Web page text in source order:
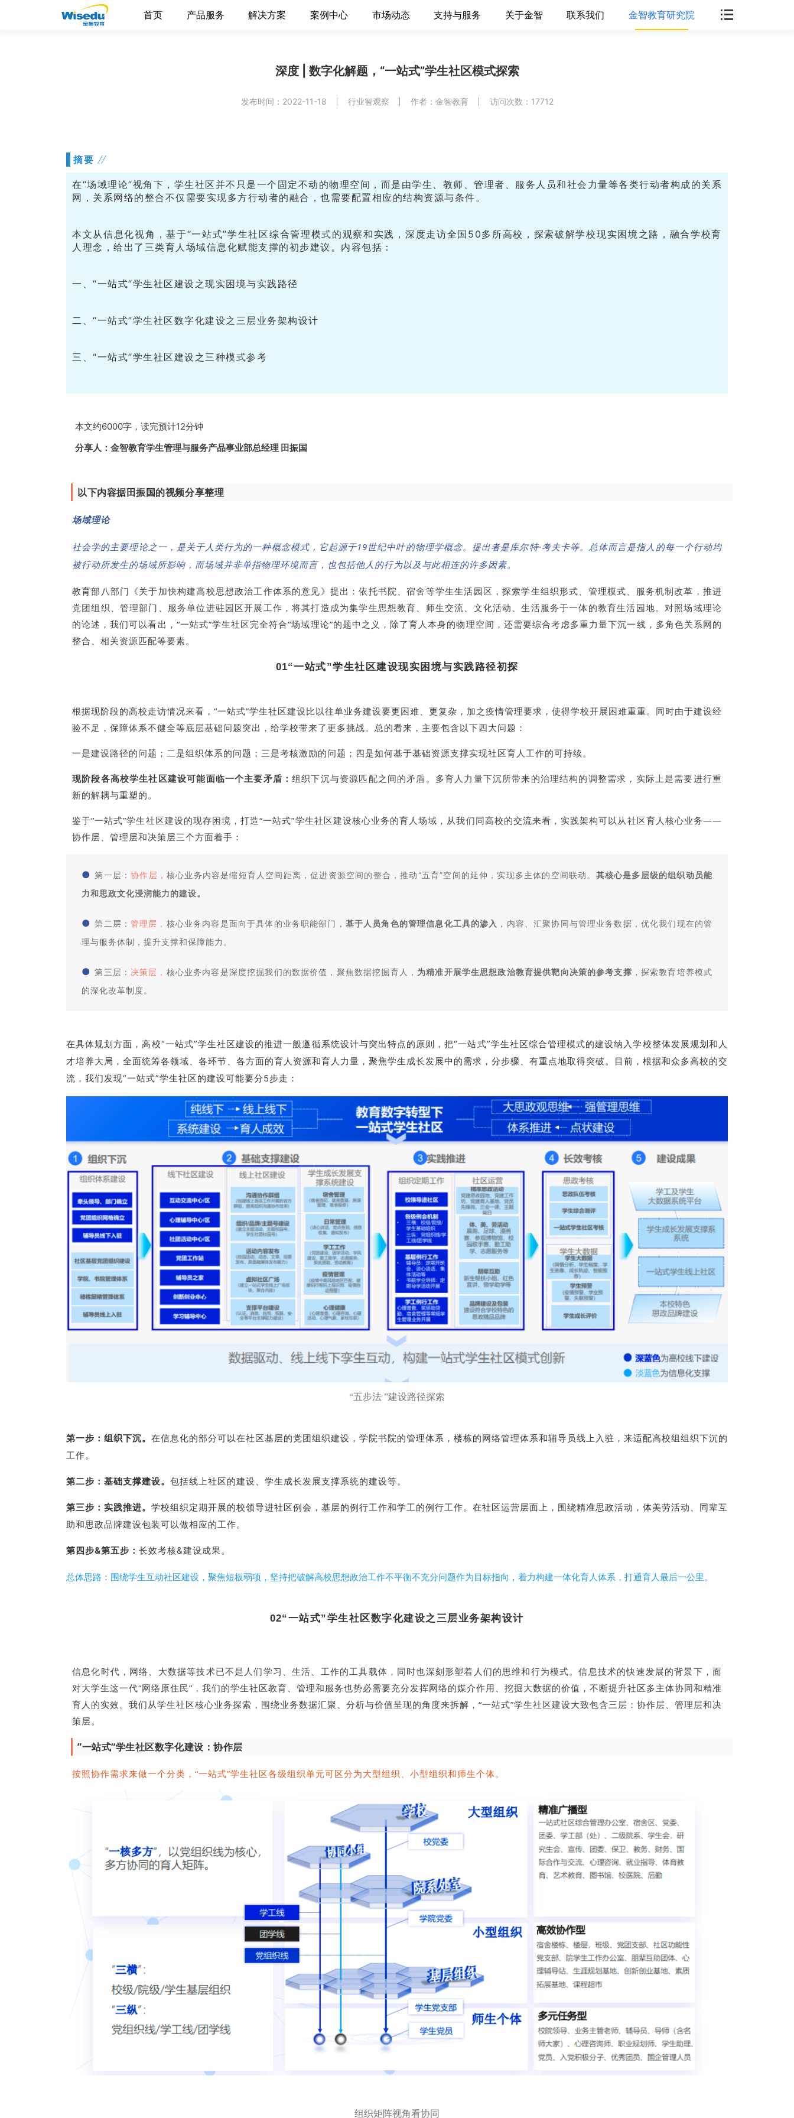
首页 产品服务 解决方案 案例中心 市场动态 支持与服务 关于金智 联系我们 金智教育研究院
深度 | 数字化解题，“一站式”学生社区模式探索
发布时间：2022-11-18 行业智观察 作者：金智教育 访问次数：17712
摘要
在“场域理论”视角下，学生社区并不只是一个固定不动的物理空间，而是由学生、教师、管理者、服务人员和社会力量等各类行动者构成的关系
网，关系网络的整合不仅需要实现多方行动者的融合，也需要配置相应的结构资源与条件。
本文从信息化视角，基于“一站式”学生社区综合管理模式的观察和实践，深度走访全国50多所高校，探索破解学校现实困境之路，融合学校育
人理念，给出了三类育人场域信息化赋能支撑的初步建议。内容包括：
一、“一站式”学生社区建设之现实困境与实践路径
二、“一站式”学生社区数字化建设之三层业务架构设计
三、“一站式”学生社区建设之三种模式参考
本文约6000字，读完预计12分钟
分享人：金智教育学生管理与服务产品事业部总经理 田振国
以下内容据田振国的视频分享整理
场域理论
社会学的主要理论之一，是关于人类行为的一种概念模式，它起源于19世纪中叶的物理学概念。提出者是库尔特·考夫卡等。总体而言是指人的每一个行动均
被行动所发生的场域所影响，而场域并非单指物理环境而言，也包括他人的行为以及与此相连的许多因素。
教育部八部门《关于加快构建高校思想政治工作体系的意见》提出：依托书院、宿舍等学生生活园区，探索学生组织形式、管理模式、服务机制改革，推进
党团组织、管理部门、服务单位进驻园区开展工作，将其打造成为集学生思想教育、师生交流、文化活动、生活服务于一体的教育生活园地。对照场域理论
的论述，我们可以看出，“一站式”学生社区完全符合“场域理论”的题中之义，除了育人本身的物理空间，还需要综合考虑多重力量下沉一线，多角色关系网的
整合、相关资源匹配等要素。
01“一站式”学生社区建设现实困境与实践路径初探
根据现阶段的高校走访情况来看，“一站式”学生社区建设比以往单业务建设要更困难、更复杂，加之疫情管理要求，使得学校开展困难重重。同时由于建设经
验不足，保障体系不健全等底层基础问题突出，给学校带来了更多挑战。总的看来，主要包含以下四大问题：
一是建设路径的问题；二是组织体系的问题；三是考核激励的问题；四是如何基于基础资源支撑实现社区育人工作的可持续。
现阶段各高校学生社区建设可能面临一个主要矛盾：组织下沉与资源匹配之间的矛盾。多育人力量下沉所带来的治理结构的调整需求，实际上是需要进行重
新的解耦与重塑的。
鉴于“一站式”学生社区建设的现存困境，打造“一站式”学生社区建设核心业务的育人场域，从我们同高校的交流来看，实践架构可以从社区育人核心业务——
协作层、管理层和决策层三个方面着手：
● 第一层：协作层， 核心业务内容是缩短育人空间距离，促进资源空间的整合，推动“五育”空间的延伸，实现多主体的空间联动。 其核心是多层级的组织动员能
力和思政文化浸润能力的建设。
● 第二层： 管理层， 核心业务内容是面向于具体的业务职能部门， 基于人员角色的管理信息化工具的渗入 ，内容、汇聚协同与管理业务数据，优化我们现在的管
理与服务体制，提升支撑和保障能力。
● 第三层： 决策层， 核心业务内容是深度挖掘我们的数据价值，聚焦数据挖掘育人， 为精准开展学生思想政治教育提供靶向决策的参考支撑 ，探索教育培养模式
的深化改革制度。
在具体规划方面，高校“一站式”学生社区建设的推进一般遵循系统设计与突出特点的原则，把“一站式”学生社区综合管理模式的建设纳入学校整体发展规划和人
才培养大局，全面统筹各领域、各环节、各方面的育人资源和育人力量，聚焦学生成长发展中的需求，分步骤、有重点地取得突破。目前，根据和众多高校的交
流，我们发现“一站式”学生社区的建设可能要分5步走：
“五步法 ”建设路径探索
第一步：组织下沉。 在信息化的部分可以在社区基层的党团组织建设，学院书院的管理体系，楼栋的网络管理体系和辅导员线上入驻，来适配高校组组织下沉的
工作。
第二步：基础支撑建设。 包括线上社区的建设、学生成长发展支撑系统的建设等。
第三步：实践推进。 学校组织定期开展的校领导进社区例会，基层的例行工作和学工的例行工作。在社区运营层面上，围绕精准思政活动，体美劳活动、同辈互
助和思政品牌建设包装可以做相应的工作。
第四步&第五步： 长效考核&建设成果。
总体思路：围绕学生互动社区建设，聚焦短板弱项，坚持把破解高校思想政治工作不平衡不充分问题作为目标指向，着力构建一体化育人体系，打通育人最后一公里。
02“一站式”学生社区数字化建设之三层业务架构设计
信息化时代，网络、大数据等技术已不是人们学习、生活、工作的工具载体，同时也深刻形塑着人们的思维和行为模式。信息技术的快速发展的背景下，面
对大学生这一代“网络原住民”，我们的学生社区教育、管理和服务也势必需要充分发挥网络的媒介作用、挖掘大数据的价值，不断提升社区多主体协同和精准
育人的实效。我们从学生社区核心业务探索，围绕业务数据汇聚、分析与价值呈现的角度来拆解，“一站式”学生社区建设大致包含三层：协作层、管理层和决
策层。
”一站式“学生社区数字化建设：协作层
按照协作需求来做一个分类，“一站式”学生社区各级组织单元可区分为大型组织、小型组织和师生个体。
组织矩阵视角看协同